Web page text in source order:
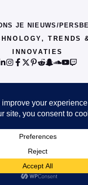
JE NIEUWS/
TRENDS
INNOVATIES
TERMS OF SERVICE